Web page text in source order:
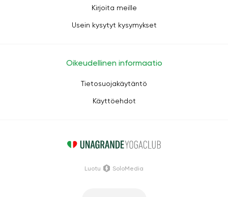
Kirjoita meille
Usein kysytyt kysymykset
Oikeudellinen informaatio
Tietosuojakäytäntö
Käyttöehdot
Luotu SoloMedia